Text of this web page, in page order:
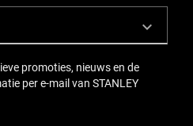
promoties, nieuws en de
per e-mail van STANLEY